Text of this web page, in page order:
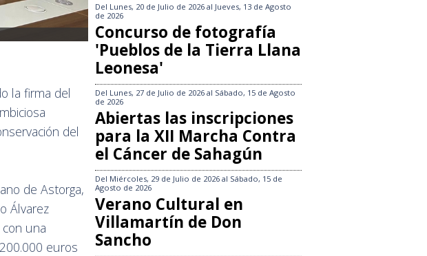
la firma del
del
de Astorga,
Álvarez
una
euros
Del Lunes, 20 de Julio de 2026 al Jueves, 13 de Agosto
de 2026
Concurso de fotografía
'Pueblos de la Tierra Llana
Leonesa'
Del Lunes, 27 de Julio de 2026 al Sábado, 15 de Agosto
de 2026
Abiertas las inscripciones
para la XII Marcha Contra
el Cáncer de Sahagún
Del Miércoles, 29 de Julio de 2026 al Sábado, 15 de
Agosto de 2026
Verano Cultural en
Villamartín de Don
Sancho